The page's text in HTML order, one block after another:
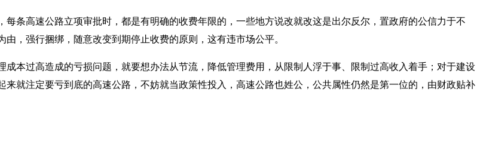
高速公路立项审批时，都是有明确的收费年限的，一些地方说改就改这是出尔反尔，置政府的公信力于不
，强行捆绑，随意改变到期停止收费的原则，这有违市场公平。
过高造成的亏损问题，就要想办法从节流，降低管理费用，从限制人浮于事、限制过高收入着手；对于建设
就注定要亏到底的高速公路，不妨就当政策性投入，高速公路也姓公，公共属性仍然是第一位的，由财政贴补